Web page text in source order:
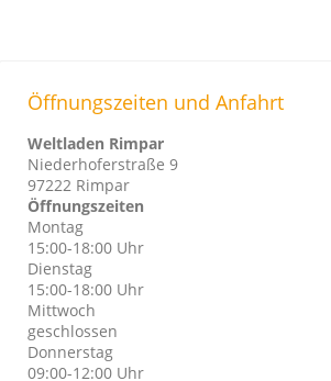
Öffnungszeiten und Anfahrt
Weltladen Rimpar
Niederhoferstraße 9
97222 Rimpar
Öffnungszeiten
Montag
15:00-18:00 Uhr
Dienstag
15:00-18:00 Uhr
Mittwoch
geschlossen
Donnerstag
09:00-12:00 Uhr